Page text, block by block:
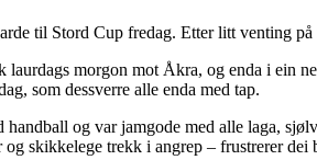
til Stord Cup fredag. Etter litt venting
laurdags morgon mot Åkra, og enda i ein
som dessverre alle enda med tap.
handball og var jamgode med alle laga,
skikkelege trekk i angrep – frustrerer dei